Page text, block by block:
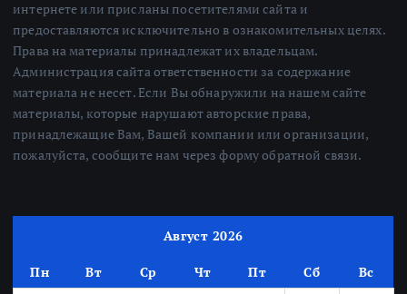
интернете или присланы посетителями сайта и
предоставляются исключительно в ознакомительных целях.
Права на материалы принадлежат их владельцам.
Администрация сайта ответственности за содержание
материала не несет. Если Вы обнаружили на нашем сайте
материалы, которые нарушают авторские права,
принадлежащие Вам, Вашей компании или организации,
пожалуйста, сообщите нам через форму обратной связи.
Август 2026
Пн Вт Ср Чт Пт Сб
Вс